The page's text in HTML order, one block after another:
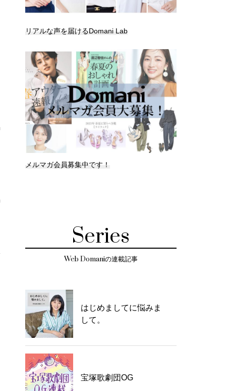
リアルな声を届けるDomani Lab
メルマガ会員募集中です！
Series
Web Domaniの連載記事
はじめましてに悩みま
して。
宝塚歌劇団OG